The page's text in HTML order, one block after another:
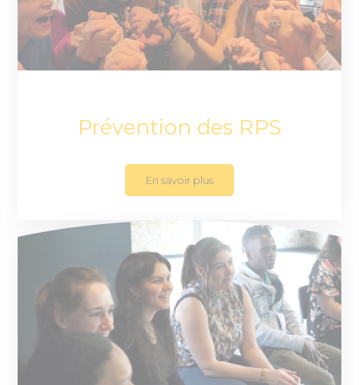
Prévention des RPS
En savoir plus